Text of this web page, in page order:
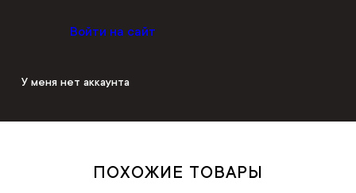
Войти на сайт
У меня нет аккаунта
ПОХОЖИЕ ТОВАРЫ